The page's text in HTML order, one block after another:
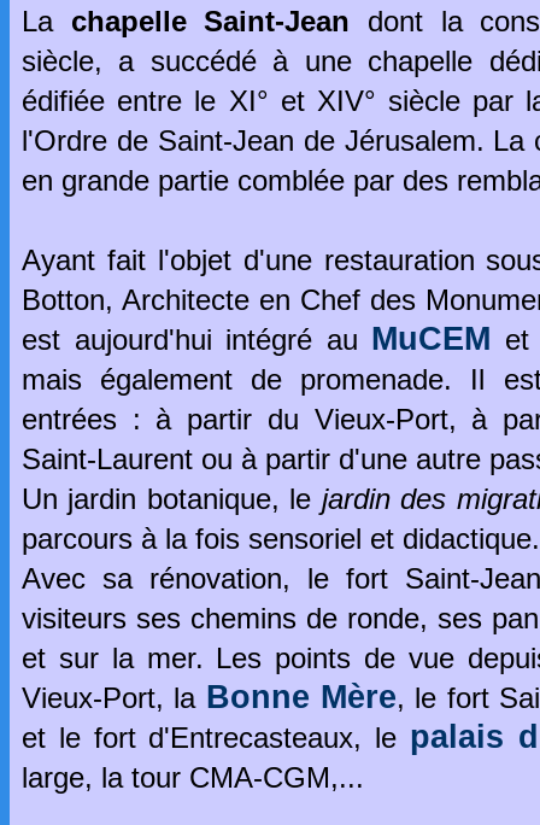
La chapelle Saint-Jean dont la
siècle, a succédé à une chapelle
édifiée entre le XI° et XIV° siècle par
l'Ordre de Saint-Jean de Jérusalem.
en grande partie comblée par des
Ayant fait l'objet d'une restauration
Botton, Architecte en Chef des
est aujourd'hui intégré au MuCEM et
mais également de promenade. Il
entrées : à partir du Vieux-Port, à
Saint-Laurent ou à partir d'une autre
Un jardin botanique, le jardin des
parcours à la fois sensoriel et didactique.
Avec sa rénovation, le fort Saint-
visiteurs ses chemins de ronde, ses
et sur la mer. Les points de vue
Vieux-Port, la Bonne Mère, le fort
et le fort d'Entrecasteaux, le palais
large, la tour CMA-CGM,...